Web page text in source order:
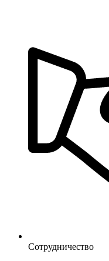
Сотрудничество